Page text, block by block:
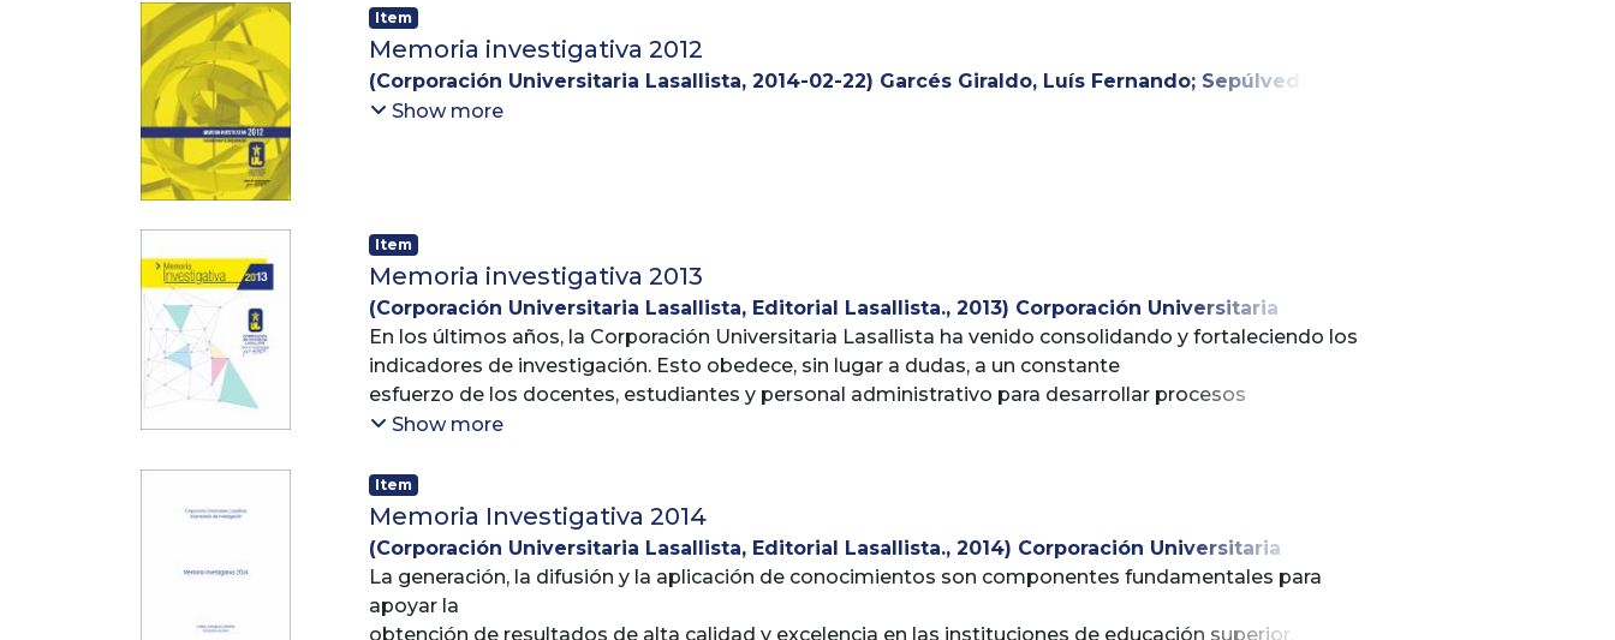
Item
Memoria investigativa 2012
(Corporación Universitaria Lasallista, 2014-02-22) Garcés Giraldo, Luís Fernando; Sepúlveda
Aguirre, Jovany Arley
Show more
Item
Memoria investigativa 2013
(Corporación Universitaria Lasallista, Editorial Lasallista., 2013) Corporación Universitaria
Lasallista;Vicerrectoría de Investigación
En los últimos años, la Corporación Universitaria Lasallista ha venido consolidando y fortaleciendo los
indicadores de investigación. Esto obedece, sin lugar a dudas, a un constante
esfuerzo de los docentes, estudiantes y personal administrativo para desarrollar procesos
cada vez con mayor calidad y pertinencia. En la presente Memoria, la Vicerrectoría de Investigación
generación y difusión del conocimiento, resaltando que la investigación como proceso misional de la
Corporación se ha caracterizado por avanzar significativamente en el cumplimiento
de cada meta del Plan de Desarrollo 2011 - 2015.
Show more
Item
Memoria Investigativa 2014
(Corporación Universitaria Lasallista, Editorial Lasallista., 2014) Corporación Universitaria
Lasallista;Vicerrectoría de Investigación
La generación, la difusión y la aplicación de conocimientos son componentes fundamentales para
apoyar la
obtención de resultados de alta calidad y excelencia en las instituciones de educación superior.